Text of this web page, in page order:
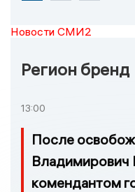
Новости СМИ2
Регион бренд
13:00
После
Владимирович
комендантом